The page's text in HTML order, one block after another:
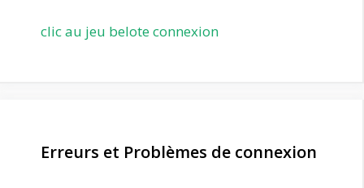
clic au jeu belote connexion
Erreurs et Problèmes de connexion